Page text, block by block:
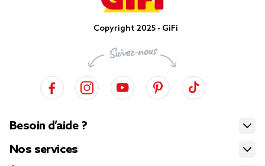
Copyright 2025 - GiFi
Besoin d’aide ?
Nos services